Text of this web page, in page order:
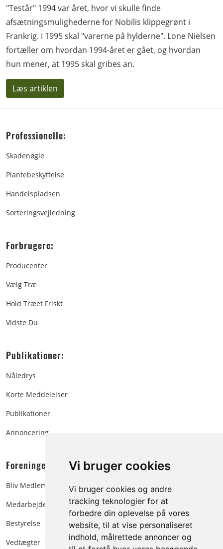
Vi bruger cookies
Vi bruger cookies og andre
tracking teknologier for at
forbedre din oplevelse på vores
website, til at vise personaliseret
indhold, målrettede annoncer og
"Testår" 1994 var året, hvor vi skulle finde
afsætningsmulighederne for Nobilis klippegrønt i
Frankrig. I 1995 skal "varerne på hylderne". Lone Nielsen
fortæller om hvordan 1994-året er gået, og hvordan
hun mener, at 1995 skal gribes an.
Læs artiklen
Professionelle:
Skadenøgle
Plantebeskyttelse
Handelspladsen
Sorteringsvejledning
Forbrugere:
Producenter
Vælg Træ
Hold Træet Friskt
Vidste Du
Publikationer:
Nåledrys
Korte Meddelelser
Publikationer
Annoncering
Foreningen:
Bliv Medlem
Medarbejdere
Bestyrelse
Vedtægter